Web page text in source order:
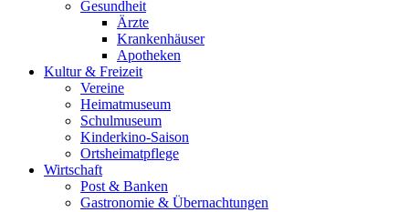
Gesundheit
Ärzte
Krankenhäuser
Apotheken
Kultur & Freizeit
Vereine
Heimatmuseum
Schulmuseum
Kinderkino-Saison
Ortsheimatpflege
Wirtschaft
Post & Banken
Gastronomie & Übernachtungen